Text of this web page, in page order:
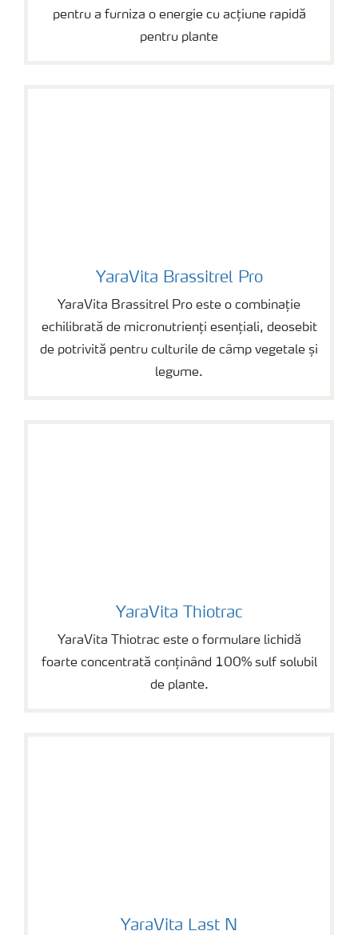
pentru a furniza o energie cu acțiune rapidă
pentru plante
YaraVita Brassitrel Pro
YaraVita Brassitrel Pro este o combinație
echilibrată de micronutrienți esențiali, deosebit
de potrivită pentru culturile de câmp vegetale și
legume.
YaraVita Thiotrac
YaraVita Thiotrac este o formulare lichidă
foarte concentrată conținând 100% sulf solubil
de plante.
YaraVita Last N